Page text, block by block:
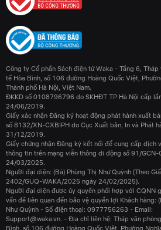
Công ty Cổ phần Sách điện tử Waka - Tầng 6,
tế Hòa Bình, số 106 đường Hoàng Quốc Việt,
Thành phố Hà Nội, Việt Nam.
ĐKKD số 0108796796 do SKHĐT TP Hà Nội cấp
24/06/2019.
Giấy xác nhận Đăng ký hoạt động phát hành xuất
số 8132/XN-CXBIPH do Cục Xuất bản, In và Phát
31/12/2019.
Giấy chứng nhận Đăng ký kết nối để cung cấp dịch
thông tin trên mạng viễn thông di động số 91/GCN-
24/03/2025.
Người đại diện: (Bà) Phùng Thị Như Quỳnh (Theo
2402/GUQ-WAKA/2025 ngày 24/02/2025).
Người đại diện được ủy quyền phối hợp với CQNN
vấn đề liên quan đến bảo vệ quyền lợi Khách hàng:
Như Quỳnh - Số điện thoại: 0977756263 - Email:
Support@waka.vn. - Địa chỉ liên hệ: Tháp văn
Bình, số 106 đường Hoàng Quốc Việt, Phường